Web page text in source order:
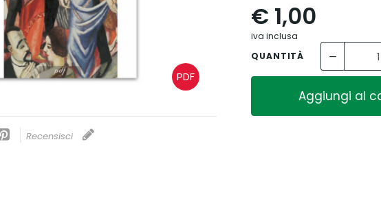
PDF
Recensisci
€ 1,00
iva inclusa
QUANTITÀ
Aggiungi al